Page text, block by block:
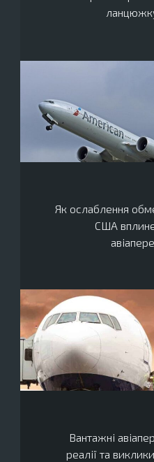
Як ослаблення
США
Вантажні
реалії та